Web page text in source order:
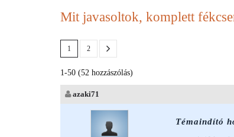
Mit javasoltok, komplett
1 2
1-50 (52 hozzászólás)
azaki71
Témaindító